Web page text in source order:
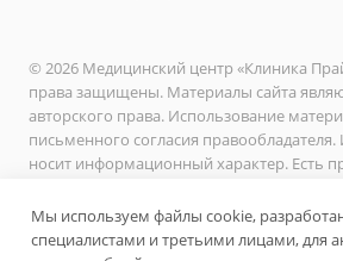
© 2026 Медицинский центр «Клиника
права защищены. Материалы сайта
авторского права. Использование
письменного согласия
носит информационный характер. Есть
Политика в отношении обработки
пользователей сайта ООО «Клиника
Мы используем файлы cookie,
специалистами и третьими лицами, для